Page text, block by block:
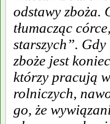
odstawy zboża.
tłumacząc
starszych”. Gdy
zboże jest
którzy pracują
rolniczych,
go, że